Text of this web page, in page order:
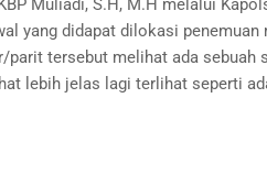
Muliadi, S.H, M.H melalui
yang didapat dilokasi
tersebut melihat ada sebuah
lebih jelas lagi terlihat seperti